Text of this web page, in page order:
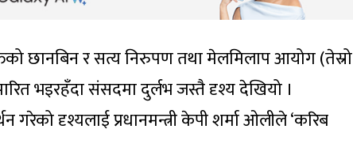
छानबिन र सत्य निरुपण तथा मेलमिलाप आयोग (तेस्रो
भइरहँदा संसदमा दुर्लभ जस्तै दृश्य देखियो ।
दृश्यलाई प्रधानमन्त्री केपी शर्मा ओलीले ‘करिब